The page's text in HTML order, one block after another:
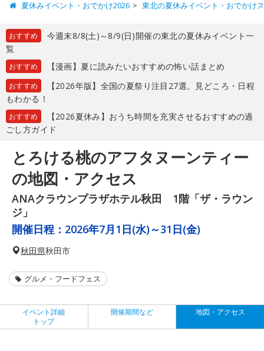
夏休みイベント・おでかけ2026 東北の夏休みイベント・おでかけ
おすすめ
今週末8/8(土)～8/9(日)開催の東北の夏休みイベント一
覧
おすすめ 【漫画】夏に読みたいおすすめの怖い話まとめ
おすすめ
【2026年版】全国の夏祭り注目27選。見どころ・日程
もわかる！
おすすめ
【2026夏休み】おうち時間を充実させるおすすめの過
ごし方ガイド
とろける桃のアフタヌーンティー
の地図・アクセス
ANAクラウンプラザホテル秋田 1階「ザ・ラウン
ジ」
開催日程： 2026年7月1日(水)～31日(金)
秋田県秋田市
グルメ・フードフェス
イベント詳細
トップ
開催期間など 地図・アクセス